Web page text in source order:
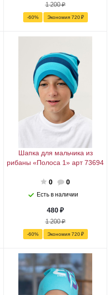
1 200₽
-60% Экономия 720₽
Шапка для мальчика из
рибаны «Полоса 1» арт 73694
0 0
Есть в наличии
480₽
1 200₽
-60% Экономия 720₽